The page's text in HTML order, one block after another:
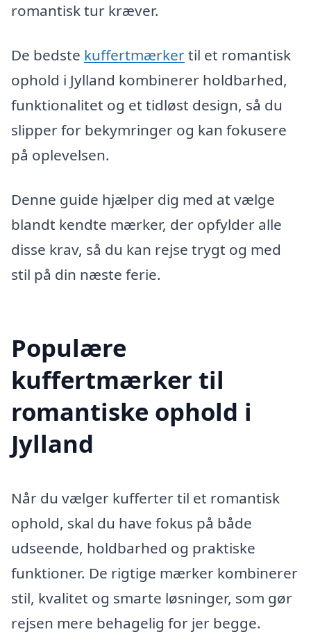
romantisk tur kræver.
De bedste kuffertmærkertil et romantisk
ophold i Jylland kombinerer holdbarhed,
funktionalitet og et tidløst design, så du
slipper for bekymringer og kan fokusere
på oplevelsen.
Denne guide hjælper dig med at vælge
blandt kendte mærker, der opfylder alle
disse krav, så du kan rejse trygt og med
stil på din næste ferie.
Populære
kuffertmærker til
romantiske ophold i
Jylland
Når du vælger kufferter til et romantisk
ophold, skal du have fokus på både
udseende, holdbarhed og praktiske
funktioner. De rigtige mærker kombinerer
stil, kvalitet og smarte løsninger, som gør
rejsen mere behagelig for jer begge.